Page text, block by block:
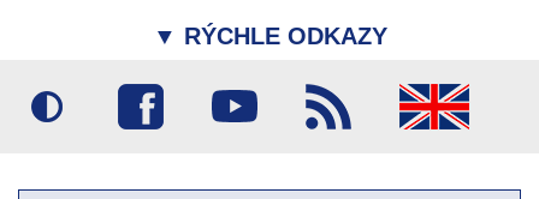
▼ RÝCHLE ODKAZY